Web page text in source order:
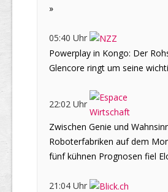
»
05:40 Uhr
Powerplay in Kongo: Der
Glencore ringt um seine
22:02 Uhr
Zwischen Genie und
Roboterfabriken auf dem
fünf kühnen Prognosen fiel
21:04 Uhr